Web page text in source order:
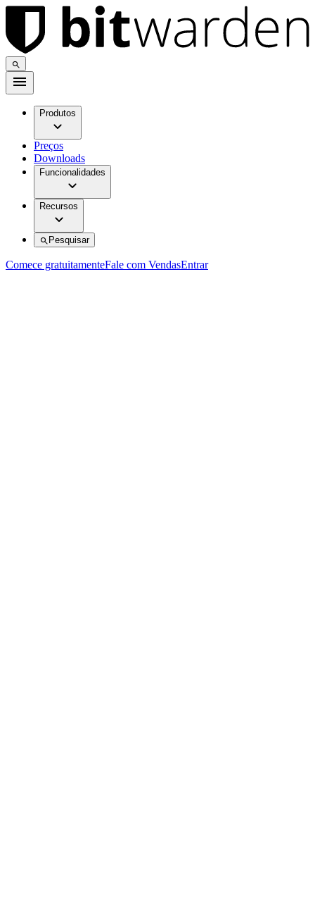
Produtos
Preços
Downloads
Funcionalidades
Recursos
Pesquisar
Comece gratuitamenteFale com VendasEntrar